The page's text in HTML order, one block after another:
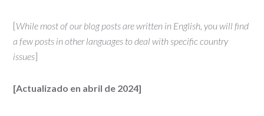
[While most of our blog posts are written in English, you will find
a few posts in other languages to deal with specific country
issues]
[Actualizado en abril de 2024]